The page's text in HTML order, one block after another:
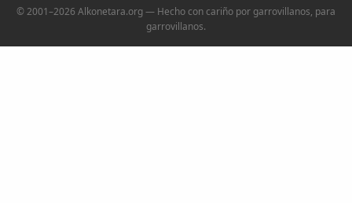
© 2001–2026 Alkonetara.org — Hecho con cariño por garrovillanos, para
garrovillanos.